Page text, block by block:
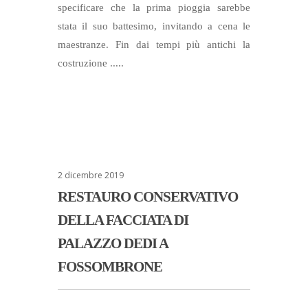
specificare che la prima pioggia sarebbe
stata il suo battesimo, invitando a cena le
maestranze. Fin dai tempi più antichi la
costruzione .....
2 dicembre 2019
RESTAURO CONSERVATIVO
DELLA FACCIATA DI
PALAZZO DEDI A
FOSSOMBRONE